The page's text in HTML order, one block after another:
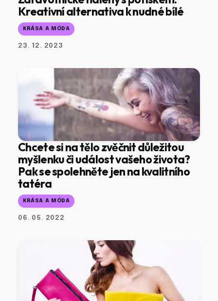
Kreativní alternativa k nudné bílé
KRÁSA A MÓDA
23. 12. 2023
Chcete si na tělo zvěčnit důležitou
myšlenku či událost vašeho života?
Pak se spolehněte jen na kvalitního
tatéra
KRÁSA A MÓDA
06. 05. 2022